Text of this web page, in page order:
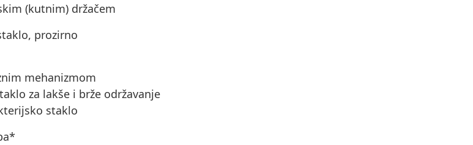
(kutnim) držačem
prozirno
mehanizmom
za lakše i brže održavanje
staklo